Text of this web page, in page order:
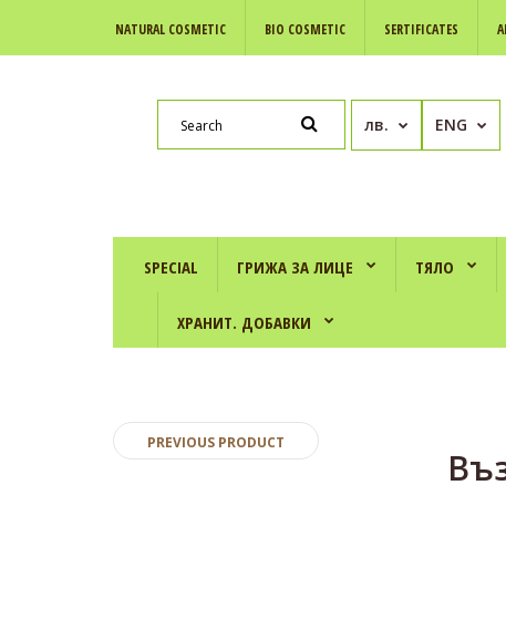
NATURAL COSMETIC BIO COSMETIC SERTIFICATES
лв. ENG
SPECIAL ГРИЖА ЗА ЛИЦЕ ТЯЛО
ХРАНИТ. ДОБАВКИ
PREVIOUS PRODUCT